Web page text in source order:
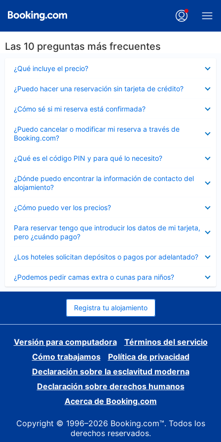
Las 10 preguntas más frecuentes
¿Qué incluye el precio?
cerrado
¿Puedo hacer una reservación sin tarjeta de crédito?
cerrado
¿Cómo sé si mi reserva está confirmada?
cerrado
¿Puedo cancelar o modificar mi reserva a través de
Booking.com?
cerrado
¿Qué es el código PIN y para qué lo necesito?
cerrado
¿Dónde puedo encontrar la información de contacto del
alojamiento?
cerrado
¿Cómo puedo ver los precios?
cerrado
Para reservar tengo que introducir los datos de mi tarjeta,
pero ¿cuándo pago?
cerrado
¿Los hoteles solicitan depósitos o pagos por adelantado?
cerrado
¿Podemos pedir camas extra o cunas para niños?
cerrado
Registra tu alojamiento
Versión para computadora
Términos del servicio
Cómo trabajamos
Política de privacidad
Declaración sobre la esclavitud moderna
Declaración sobre derechos humanos
Acerca de Booking.com
Copyright © 1996–2026 Booking.com™. Todos los
derechos reservados.